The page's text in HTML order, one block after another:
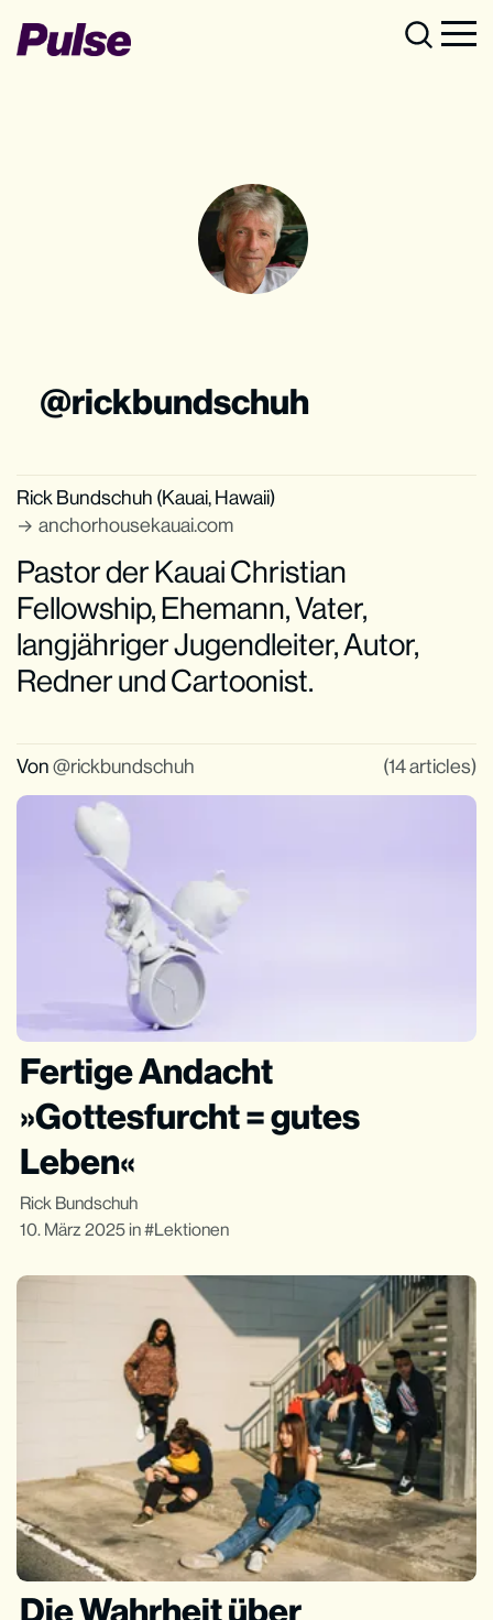
rickbundschuh
Rick Bundschuh (Kauai, Hawaii)
anchorhousekauai.com
Pastor der Kauai Christian
Fellowship, Ehemann, Vater,
langjähriger Jugendleiter, Autor,
Redner und Cartoonist.
Von rickbundschuh (14 articles)
Fertige Andacht
»Gottesfurcht = gutes
Leben«
Rick Bundschuh
10. März 2025 in Lektionen
Die Wahrheit über